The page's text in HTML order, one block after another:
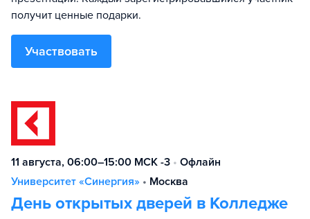
получит ценные подарки.
Участвовать
11 августа, 06:00–15:00 МСК -3 • Офлайн
Университет «Синергия» • Москва
День открытых дверей в Колледже